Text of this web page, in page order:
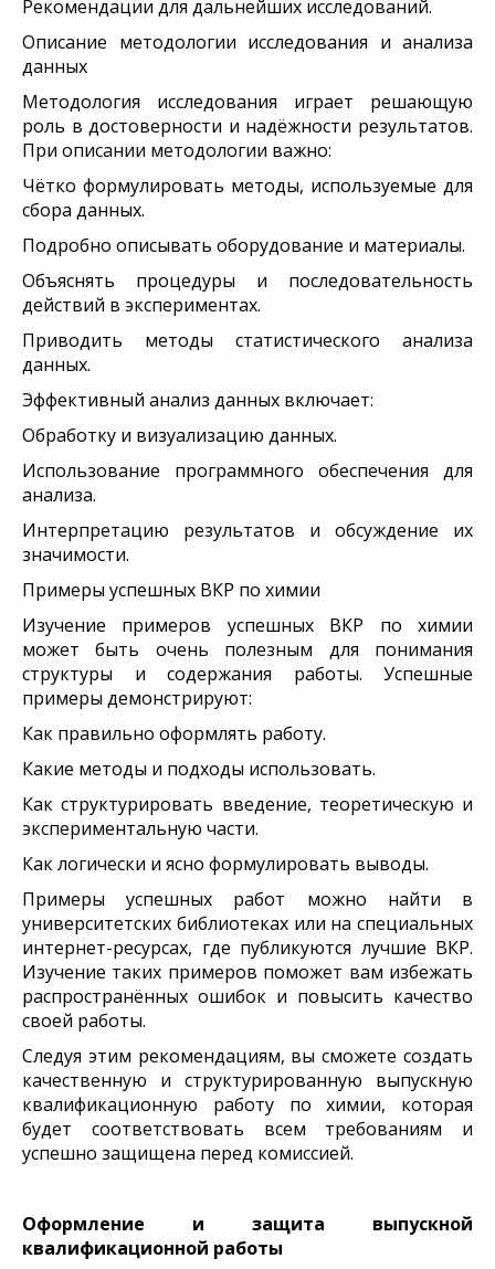
Рекомендации для дальнейших исследований.
Описание методологии исследования и анализа
данных
Методология исследования играет решающую
роль в достоверности и надёжности результатов.
При описании методологии важно:
Чётко формулировать методы, используемые для
сбора данных.
Подробно описывать оборудование и материалы.
Объяснять процедуры и последовательность
действий в экспериментах.
Приводить методы статистического анализа
данных.
Эффективный анализ данных включает:
Обработку и визуализацию данных.
Использование программного обеспечения для
анализа.
Интерпретацию результатов и обсуждение их
значимости.
Примеры успешных ВКР по химии
Изучение примеров успешных ВКР по химии
может быть очень полезным для понимания
структуры и содержания работы. Успешные
примеры демонстрируют:
Как правильно оформлять работу.
Какие методы и подходы использовать.
Как структурировать введение, теоретическую и
экспериментальную части.
Как логически и ясно формулировать выводы.
Примеры успешных работ можно найти в
университетских библиотеках или на специальных
интернет-ресурсах, где публикуются лучшие ВКР.
Изучение таких примеров поможет вам избежать
распространённых ошибок и повысить качество
своей работы.
Следуя этим рекомендациям, вы сможете создать
качественную и структурированную выпускную
квалификационную работу по химии, которая
будет соответствовать всем требованиям и
успешно защищена перед комиссией.
Оформление и защита выпускной
квалификационной работы